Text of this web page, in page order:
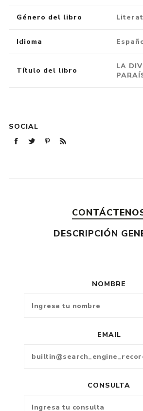
Género del libro
Idioma
Título del libro
LA
SOCIAL
DESCRIPCIÓN
NOMBRE
EMAIL
CONSULTA